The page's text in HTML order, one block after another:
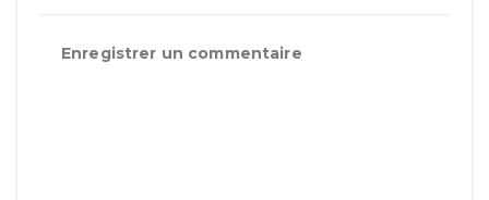
Enregistrer un commentaire